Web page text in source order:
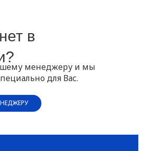
в
менеджеру и мы
для Вас.